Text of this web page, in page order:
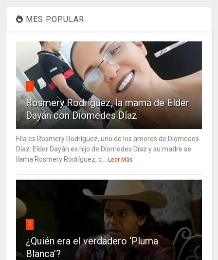
MES POPULAR
1
Rosmery Rodríguez, la mamá de Elder
Dayán con Diomedes Díaz
Ella es Rosmery Rodríguez, uno de los amores de Diomedes
Díaz. Elder Dayán es hijo de Diomedes Díaz y su madre se
llama Rosmery Rodríguez, c...
Leer Más
2
¿Quién era el verdadero ‘Pluma
Blanca’?